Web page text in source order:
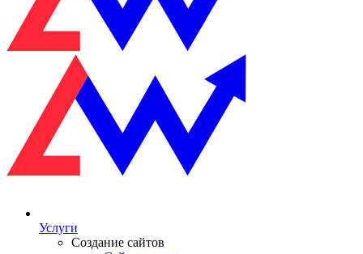
Услуги
Создание сайтов